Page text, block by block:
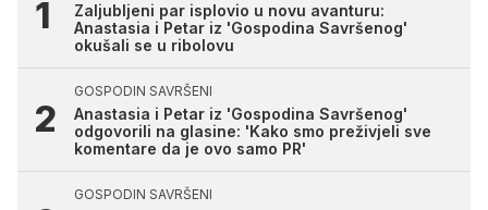
Zaljubljeni par isplovio u novu avanturu:
Anastasia i Petar iz 'Gospodina Savršenog'
okušali se u ribolovu
GOSPODIN SAVRŠENI
Anastasia i Petar iz 'Gospodina Savršenog'
odgovorili na glasine: 'Kako smo preživjeli sve
komentare da je ovo samo PR'
GOSPODIN SAVRŠENI